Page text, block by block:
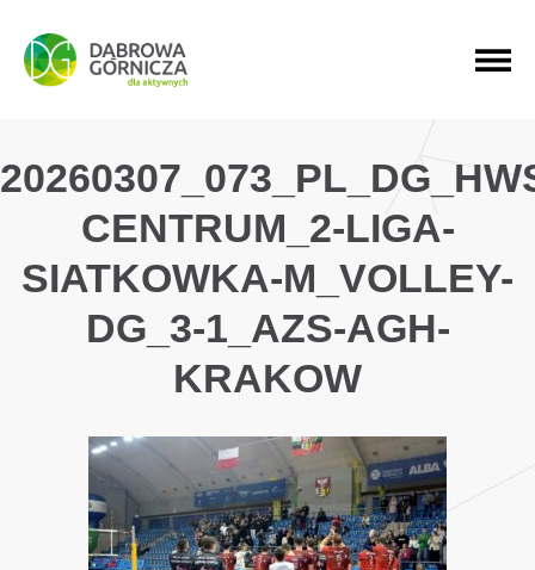
PRZEJDŹ DO MENU GŁÓWNEGO
PRZEJDŹ DO WYSZUKIWARKI
PRZEJDŹ DO TREŚCI
CENTRUM_2-LIGA-
SIATKOWKA-M_VOLLEY-
DG_3-1_AZS-AGH-
KRAKOW